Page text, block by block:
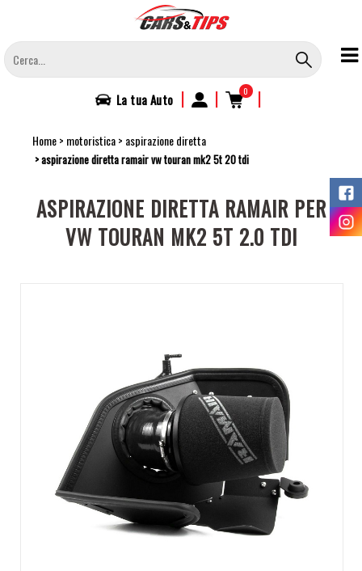
contenuto
principale
La tuaAuto | | 0 |
Home motoristica aspirazione diretta
aspirazione diretta ramair vw touran mk2 5t 20 tdi
ASPIRAZIONE DIRETTA RAMAIR PER
VW TOURAN MK2 5T 2.0 TDI